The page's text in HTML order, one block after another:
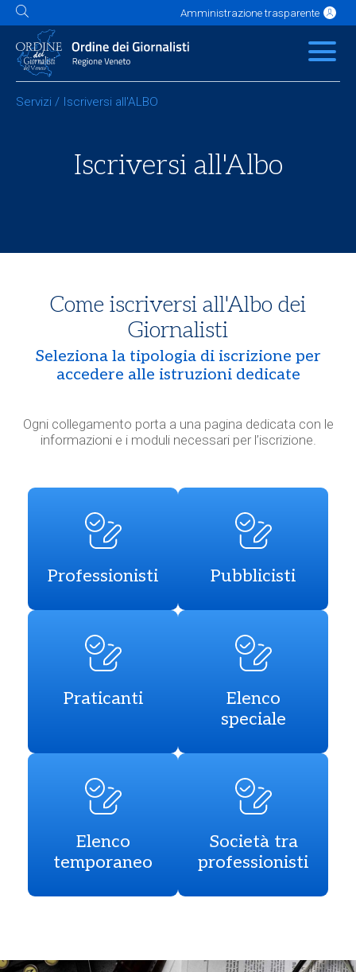
Amministrazione trasparente
L'Ordine News Servizi Albo
Contatti Link utili
Servizi / Iscriversi all'ALBO
Iscriversi all'Albo
Come iscriversi all'Albo dei
Giornalisti
Seleziona la tipologia di iscrizione per
accedere alle istruzioni dedicate
Ogni collegamento porta a una pagina dedicata con le
informazioni e i moduli necessari per l’iscrizione.
Professionisti Pubblicisti
Praticanti
Elenco
speciale
Elenco
temporaneo
Società tra
professionisti